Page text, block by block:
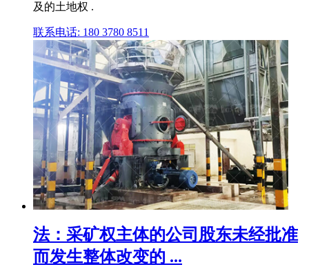
及的土地权 .
联系电话: 180 3780 8511
法：采矿权主体的公司股东未经批准
而发生整体改变的 ...